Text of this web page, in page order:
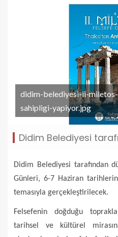
didim-belediyesi-ii-
sahipligi-yapiyor.jpg
Didim Belediyesi
Didim Belediyesi tarafından
Günleri, 6-7 Haziran
temasıyla gerçekleştirilecek.
Felsefenin doğduğu
tarihsel ve kültürel